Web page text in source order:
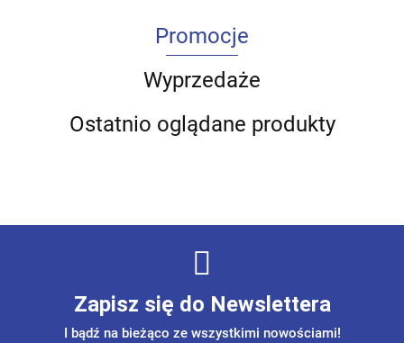
Promocje
Wyprzedaże
Ostatnio oglądane produkty
Zapisz się do Newslettera
I bądź na bieżąco ze wszystkimi nowościami!